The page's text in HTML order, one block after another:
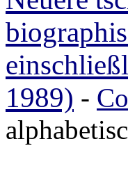
1989) -